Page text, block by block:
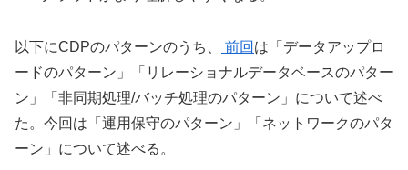
以下にCDPのパターンのうち、 前回 は「データアップロ
ードのパターン」「リレーショナルデータベースのパター
ン」「非同期処理/バッチ処理のパターン」について述べ
た。今回は「運用保守のパターン」「ネットワークのパタ
ーン」について述べる。